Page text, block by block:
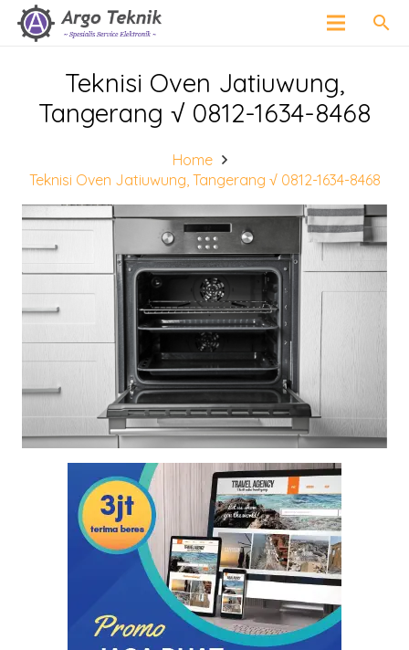
search
Teknisi Oven Jatiuwung,
Tangerang √ 0812-1634-8468
Home
Teknisi Oven Jatiuwung, Tangerang √ 0812-1634-8468